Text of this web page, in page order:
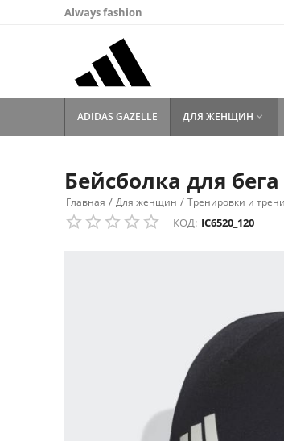
Always fashion
ADIDAS GAZELLE ДЛЯ ЖЕНЩИН 
Бейсболка для
Главная / Для женщин / Тренировки и
КОД: IC6520_120